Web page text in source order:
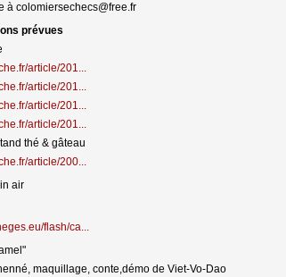
à colomiersechecs@free.fr
prévues
article/201...
article/201...
article/201...
article/201...
thé & gâteau
article/200...
air
flash/ca...
maquillage, conte,démo de Viet-Vo-Dao